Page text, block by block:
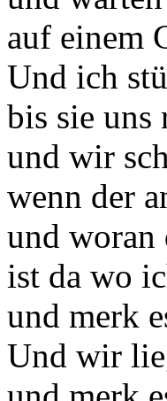
auf einem
Und ich
bis sie uns
und wir
wenn der
und woran
ist da wo
und merk
Und wir